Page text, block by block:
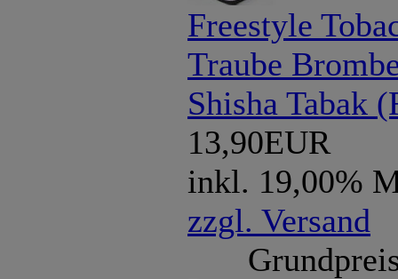
Freestyle
Traube
Shisha Tabak
13,90EUR
inkl. 19,00%
zzgl. Versand